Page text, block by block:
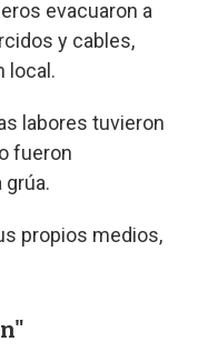
evacuaron a
y cables,
local.
labores tuvieron
fueron
grúa.
propios medios,